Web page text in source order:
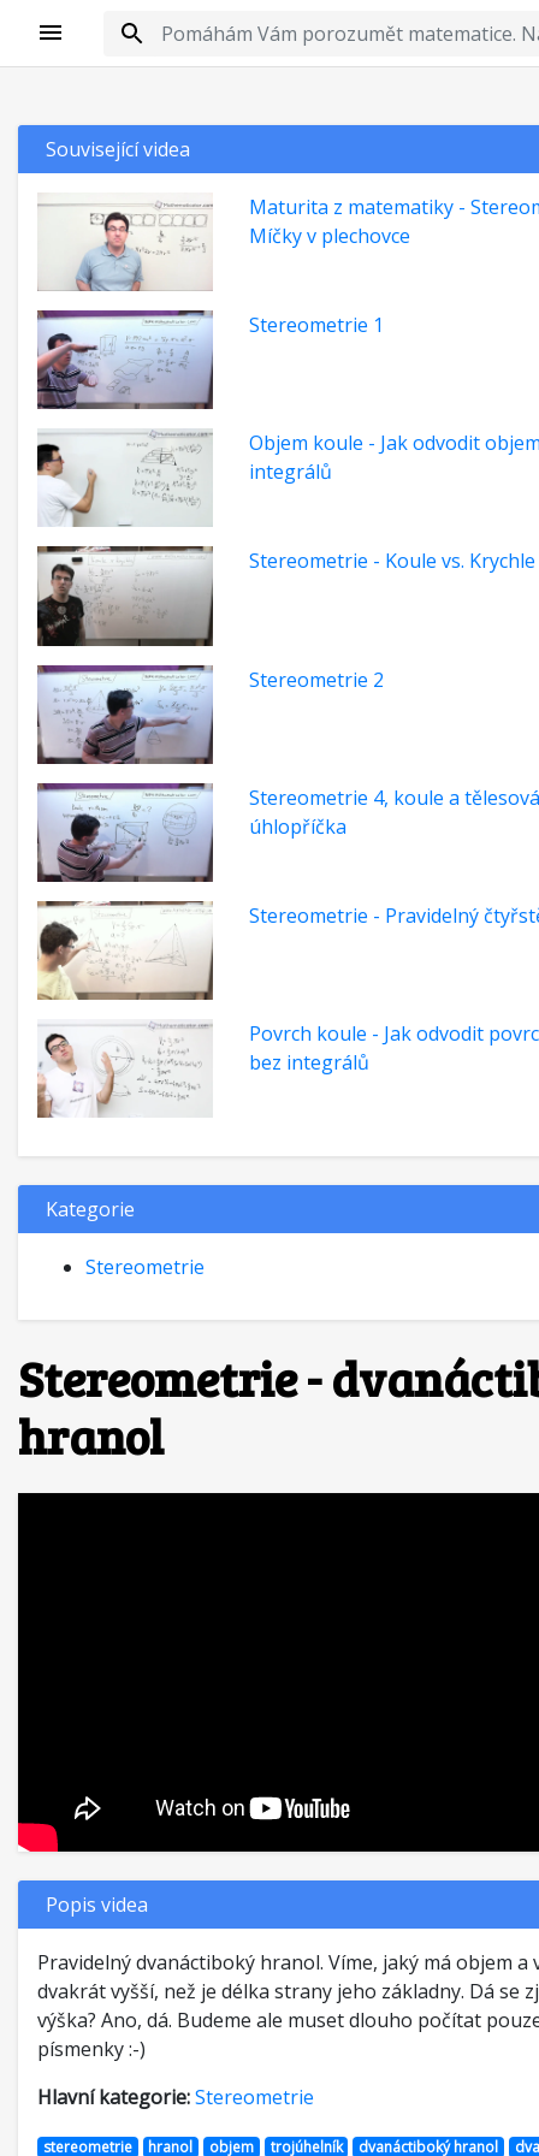
Stereometrie -
hranol
Popis videa
Pravidelný dvanáctiboký hranol. Víme, jaký má objem a
dvakrát vyšší, než je délka strany jeho základny. Dá se
výška? Ano, dá. Budeme ale muset dlouho počítat
písmenky :-)
Hlavní kategorie:Stereometrie
stereometrie hranol objem trojúhelník dvanáctiboký hranol
Související videa
Maturita z matematiky -
Míčky v plechovce
Stereometrie 1
Objem koule - Jak odvodit
integrálů
Stereometrie - Koule vs. Krychle
Stereometrie 2
Stereometrie 4, koule a tělesová
úhlopříčka
Stereometrie - Pravidelný
Povrch koule - Jak odvodit
bez integrálů
Kategorie
Stereometrie